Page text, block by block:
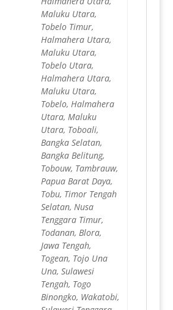
Maluku Utara,
Tobelo Timur,
Halmahera Utara,
Maluku Utara,
Tobelo Utara,
Halmahera Utara,
Maluku Utara,
Tobelo, Halmahera
Utara, Maluku
Utara, Toboali,
Bangka Selatan,
Bangka Belitung,
Tobouw, Tambrauw,
Papua Barat Daya,
Tobu, Timor Tengah
Selatan, Nusa
Tenggara Timur,
Todanan, Blora,
Jawa Tengah,
Togean, Tojo Una
Una, Sulawesi
Tengah, Togo
Binongko, Wakatobi,